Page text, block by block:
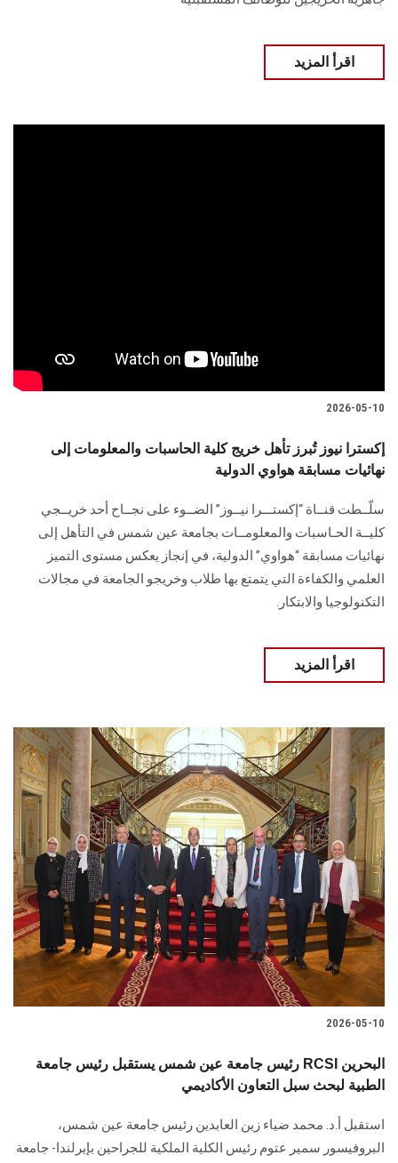
اقرأ المزيد
2026-05-10
إكسترا نيوز تُبرز تأهل خريج كلية الحاسبات والمعلومات إلى
نهائيات مسابقة هواوي الدولية
سلّــطت قنــاة “إكستـــرا نيــوز” الضــوء على نجــاح أحد خريــجي
كليــة الحـاسبات والمعلومــات بجامعة عين شمس في التأهل إلى
نهائيات مسابقة “هواوي” الدولية، في إنجاز يعكس مستوى التميز
العلمي والكفاءة التي يتمتع بها طلاب وخريجو الجامعة في مجالات
التكنولوجيا والابتكار.
اقرأ المزيد
2026-05-10
رئيس جامعة عين شمس يستقبل رئيس جامعة RCSI البحرين
الطبية لبحث سبل التعاون الأكاديمي
استقبل أ.د. محمد ضياء زين العابدين رئيس جامعة عين شمس،
البروفيسور سمير عتوم رئيس الكلية الملكية للجراحين بإيرلندا- جامعة